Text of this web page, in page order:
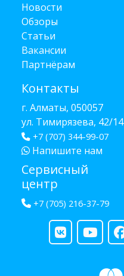
Новости
Обзоры
Статьи
Вакансии
Партнёрам
Контакты
г. Алматы, 050057
ул. Тимирязева, 42/14
+7 (707) 344-99-07
Напишите нам
Сервисный
центр
+7 (705) 216-37-79